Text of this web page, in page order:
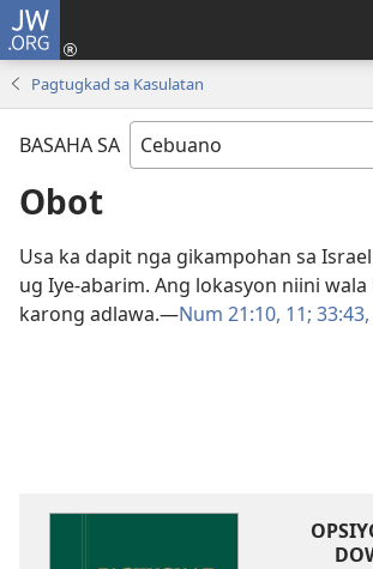
JW.ORG
Pagtugkad sa Kasulatan
BASAHA SA
Obot
Usa ka dapit nga gikampohan sa
ug Iye-abarim. Ang lokasyon niini
karong adlawa.​—Num 21:​10, 11;